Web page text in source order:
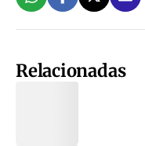
Relacionadas